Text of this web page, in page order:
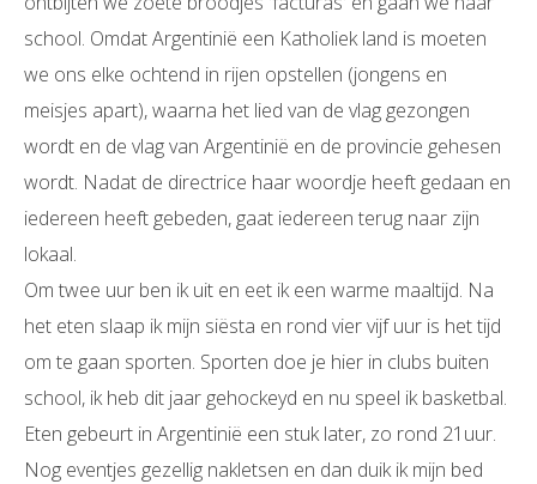
school. Omdat Argentinië een Katholiek land is moeten
we ons elke ochtend in rijen opstellen (jongens en
meisjes apart), waarna het lied van de vlag gezongen
wordt en de vlag van Argentinië en de provincie gehesen
wordt. Nadat de directrice haar woordje heeft gedaan en
iedereen heeft gebeden, gaat iedereen terug naar zijn
lokaal.
Om twee uur ben ik uit en eet ik een warme maaltijd. Na
het eten slaap ik mijn siësta en rond vier vijf uur is het tijd
om te gaan sporten. Sporten doe je hier in clubs buiten
school, ik heb dit jaar gehockeyd en nu speel ik basketbal.
Eten gebeurt in Argentinië een stuk later, zo rond 21uur.
Nog eventjes gezellig nakletsen en dan duik ik mijn bed